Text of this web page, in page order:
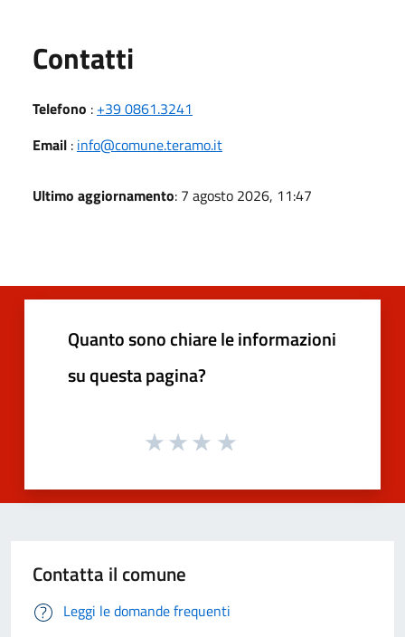
Contatti
Telefono : +39 0861.3241
Email : info@comune.teramo.it
Ultimo aggiornamento: 7 agosto 2026, 11:47
Quanto sono chiare le informazioni
su questa pagina?
Contatta il comune
Leggi le domande frequenti